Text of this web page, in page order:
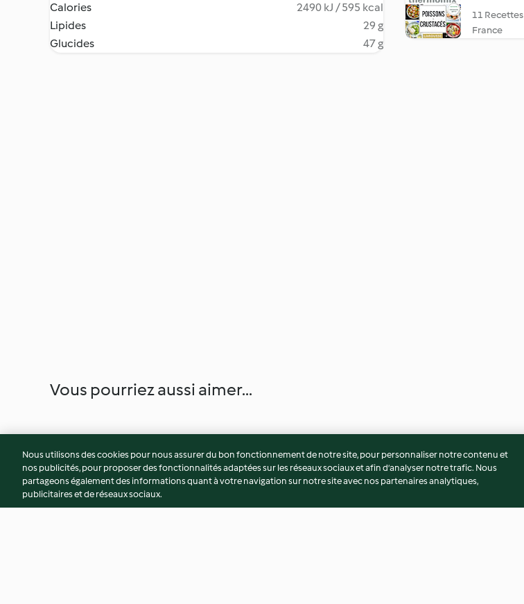
Calories
2490 kJ / 595 kcal
Lipides
29 g
Glucides
47 g
11 Recettes
France
Vous pourriez aussi aimer...
Nous utilisons des cookies pour nous assurer du bon fonctionnement de notre site, pour personnaliser notre contenu et
nos publicités, pour proposer des fonctionnalités adaptées sur les réseaux sociaux et afin d’analyser notre trafic. Nous
partageons également des informations quant à votre navigation sur notre site avec nos partenaires analytiques,
publicitaires et de réseaux sociaux.